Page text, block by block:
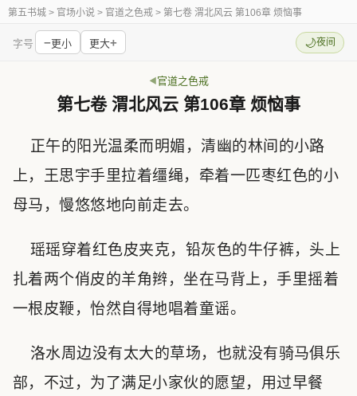
第五书城 > 官场小说 > 官道之色戒 > 第七卷 渭北风云 第106章 烦恼事
字号 −更小 更大+ 🌙夜间
官道之色戒
第七卷 渭北风云 第106章 烦恼事
正午的阳光温柔而明媚，清幽的林间的小路
上，王思宇手里拉着缰绳，牵着一匹枣红色的小
母马，慢悠悠地向前走去。
瑶瑶穿着红色皮夹克，铅灰色的牛仔裤，头上
扎着两个俏皮的羊角辫，坐在马背上，手里摇着
一根皮鞭，怡然自得地唱着童谣。
洛水周边没有太大的草场，也就没有骑马俱乐
部，不过，为了满足小家伙的愿望，用过早餐